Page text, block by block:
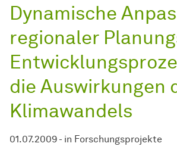
Dynamische
regionaler
die Auswirkungen
Klimawandels
01.07.2009 - in Forschungsprojekte